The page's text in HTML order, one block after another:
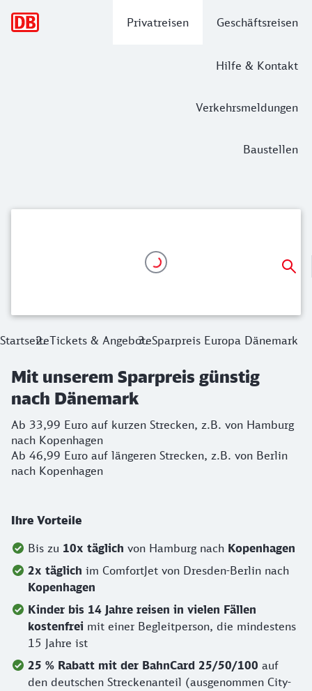
Privatreisen Geschäftsreisen
Hilfe & Kontakt
Verkehrsmeldungen
Baustellen
StartseiteTickets & AngeboteSparpreis Europa Dänemark
Mit unserem Sparpreis günstig
nach Dänemark
Ab 33,99 Euro auf kurzen Strecken, z.B. von Hamburg
nach Kopenhagen
Ab 46,99 Euro auf längeren Strecken, z.B. von Berlin
nach Kopenhagen
Ihre Vorteile
Bis zu 10x täglich von Hamburg nach Kopenhagen
2x täglich im ComfortJet von Dresden-Berlin nach
Kopenhagen
Kinder bis 14 Jahre reisen in vielen Fällen
kostenfrei mit einer Begleitperson, die mindestens
15 Jahre ist
25 % Rabatt mit der BahnCard 25/50/100 auf
den deutschen Streckenanteil (ausgenommen City-